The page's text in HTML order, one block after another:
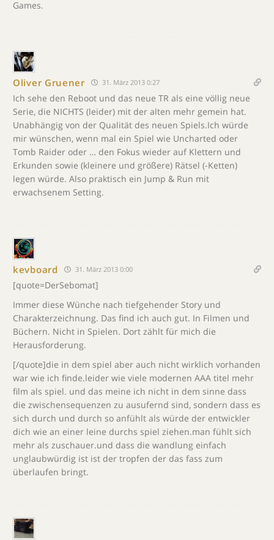
Games.
Oliver Gruener 31. März 2013 0:27
Ich sehe den Reboot und das neue TR als eine völlig neue
Serie, die NICHTS (leider) mit der alten mehr gemein hat.
Unabhängig von der Qualität des neuen Spiels.Ich würde
mir wünschen, wenn mal ein Spiel wie Uncharted oder
Tomb Raider oder … den Fokus wieder auf Klettern und
Erkunden sowie (kleinere und größere) Rätsel (-Ketten)
legen würde. Also praktisch ein Jump & Run mit
erwachsenem Setting.
kevboard 31. März 2013 0:00
[quote=DerSebomat]
Immer diese Wünche nach tiefgehender Story und
Charakterzeichnung. Das find ich auch gut. In Filmen und
Büchern. Nicht in Spielen. Dort zählt für mich die
Herausforderung.
[/quote]die in dem spiel aber auch nicht wirklich vorhanden
war wie ich finde.leider wie viele modernen AAA titel mehr
film als spiel. und das meine ich nicht in dem sinne dass
die zwischensequenzen zu ausufernd sind, sondern dass es
sich durch und durch so anfühlt als würde der entwickler
dich wie an einer leine durchs spiel ziehen.man fühlt sich
mehr als zuschauer.und dass die wandlung einfach
unglaubwürdig ist ist der tropfen der das fass zum
überlaufen bringt.